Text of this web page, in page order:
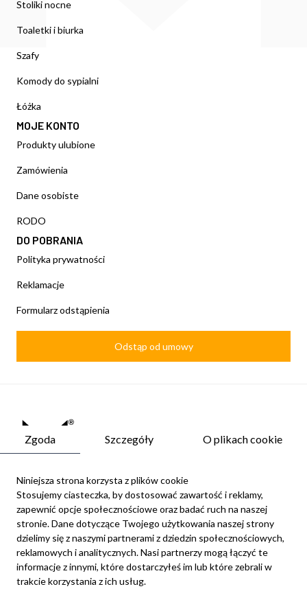
Stoliki nocne
Toaletki i biurka
Szafy
Komody do sypialni
Łóżka
MOJE KONTO
Produkty ulubione
Zamówienia
Dane osobiste
RODO
DO POBRANIA
Polityka prywatności
Reklamacje
Formularz odstąpienia
Odstąp od umowy
Newsletter
Możesz zrezygnować w każdej chwili. W tym celu należy odnaleźć
szczegóły w naszej informacji prawnej.
Zapisz się
Zgoda Szczegóły O plikach cookie
Niniejsza strona korzysta z plików cookie
Stosujemy ciasteczka, by dostosować zawartość i reklamy,
zapewnić opcje społecznościowe oraz badać ruch na naszej
stronie. Dane dotyczące Twojego użytkowania naszej strony
dzielimy się z naszymi partnerami z dziedzin społecznościowych,
reklamowych i analitycznych. Nasi partnerzy mogą łączyć te
informacje z innymi, które dostarczyłeś im lub które zebrali w
trakcie korzystania z ich usług.